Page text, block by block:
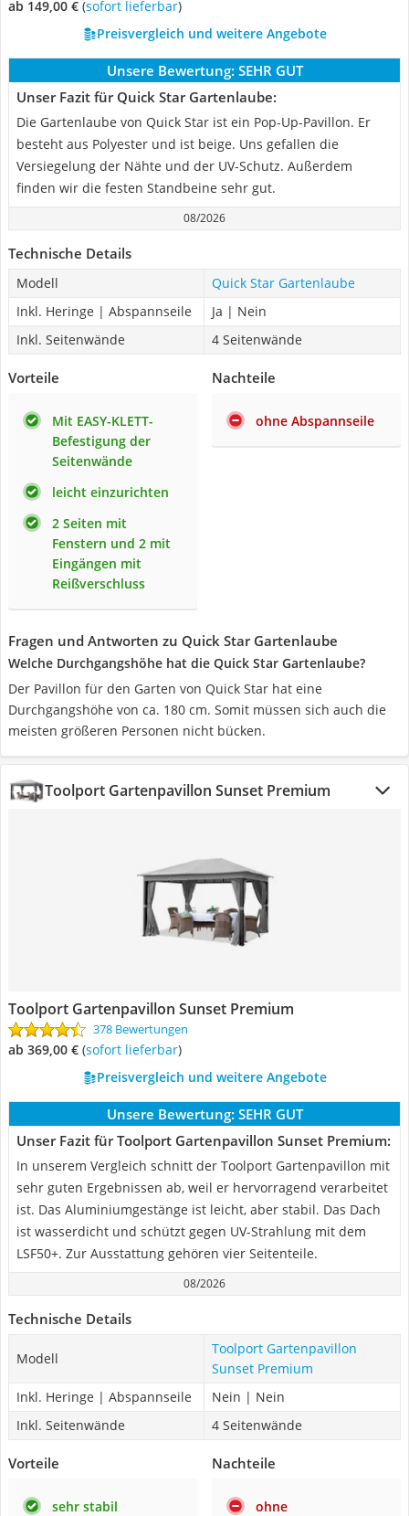
ab 149,00 € ( Sofort lieferbar)
Preisvergleich und weitere Angebote
Unsere Bewertung: SEHR GUT
Unser Fazit für Quick Star Gartenlaube:
Die Gartenlaube von Quick Star ist ein Pop-Up-Pavillon. Er
besteht aus Polyester und ist beige. Uns gefallen die
Versiegelung der Nähte und der UV-Schutz. Außerdem
finden wir die festen Standbeine sehr gut.
08/2026
Technische Details
Modell
Quick Star Gartenlaube
Inkl. Heringe | Abspannseile
Ja | Nein
Inkl. Seitenwände
4 Seitenwände
Vorteile
Mit EASY-KLETT-
Befestigung der
Seitenwände
leicht einzurichten
2 Seiten mit
Fenstern und 2 mit
Eingängen mit
Reißverschluss
Nachteile
ohne Abspannseile
Fragen und Antworten zu Quick Star Gartenlaube
Welche Durchgangshöhe hat die Quick Star Gartenlaube?
Der Pavillon für den Garten von Quick Star hat eine
Durchgangshöhe von ca. 180 cm. Somit müssen sich auch die
meisten größeren Personen nicht bücken.
Toolport Gartenpavillon Sunset Premium
Toolport Gartenpavillon Sunset Premium
378 Bewertungen
ab 369,00 € ( Sofort lieferbar)
Preisvergleich und weitere Angebote
Unsere Bewertung: SEHR GUT
Unser Fazit für Toolport Gartenpavillon Sunset Premium:
In unserem Vergleich schnitt der Toolport Gartenpavillon mit
sehr guten Ergebnissen ab, weil er hervorragend verarbeitet
ist. Das Aluminiumgestänge ist leicht, aber stabil. Das Dach
ist wasserdicht und schützt gegen UV-Strahlung mit dem
LSF50+. Zur Ausstattung gehören vier Seitenteile.
08/2026
Technische Details
Modell
Toolport Gartenpavillon
Sunset Premium
Inkl. Heringe | Abspannseile
Nein | Nein
Inkl. Seitenwände
4 Seitenwände
Vorteile
sehr stabil
Nachteile
ohne